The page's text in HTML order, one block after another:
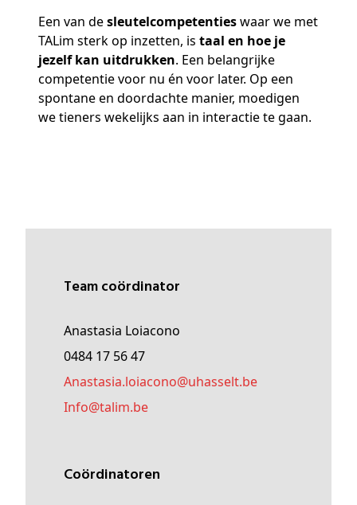
Een van desleutelcompetentieswaar we met
TALim sterk op inzetten, is taal en hoe je
jezelf kan uitdrukken. Een belangrijke
competentie voor nu én voor later. Op een
spontane en doordachte manier, moedigen
we tieners wekelijks aan in interactie te gaan.
Team coördinator
Anastasia Loiacono
0484 17 56 47
anastasia.loiacono@uhasselt.be
Info@talim.be
Coördinatoren